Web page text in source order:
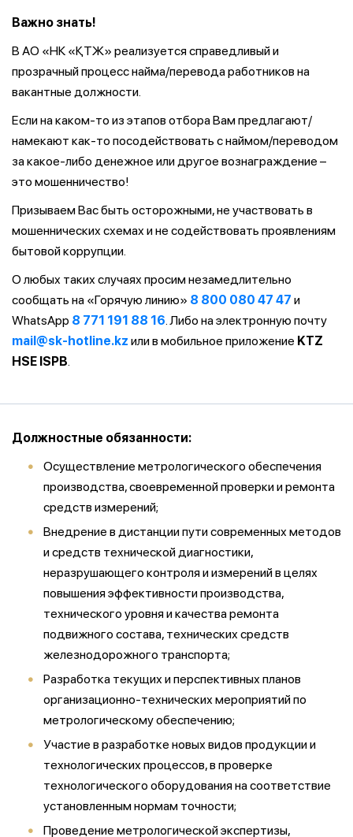
Важно знать!
В АО «НК «ҚТЖ» реализуется справедливый и
прозрачный процесс найма/перевода работников на
вакантные должности.
Если на каком-то из этапов отбора Вам предлагают/
намекают как-то посодействовать с наймом/переводом
за какое-либо денежное или другое вознаграждение –
это мошенничество!
Призываем Вас быть осторожными, не участвовать в
мошеннических схемах и не содействовать проявлениям
бытовой коррупции.
О любых таких случаях просим незамедлительно
сообщать на «Горячую линию» 8 800 080 47 47 и
WhatsApp 8 771 191 88 16. Либо на электронную почту
mail@sk-hotline.kz или в мобильное приложение KTZ
HSE ISPB.
Должностные обязанности:
Осуществление метрологического обеспечения
производства, своевременной проверки и ремонта
средств измерений;
Внедрение в дистанции пути современных методов
и средств технической диагностики,
неразрушающего контроля и измерений в целях
повышения эффективности производства,
технического уровня и качества ремонта
подвижного состава, технических средств
железнодорожного транспорта;
Разработка текущих и перспективных планов
организационно-технических мероприятий по
метрологическому обеспечению;
Участие в разработке новых видов продукции и
технологических процессов, в проверке
технологического оборудования на соответствие
установленным нормам точности;
Проведение метрологической экспертизы,